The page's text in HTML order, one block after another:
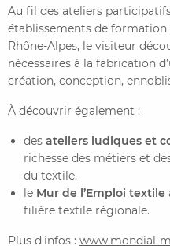
Au fil des ateliers
établissements de
Rhône-Alpes, le visiteur
nécessaires à la fabrication
création, conception,
À découvrir également :
des ateliers ludiques et
richesse des métiers et
du textile.
le Mur de l’Emploi textile
filière textile régionale.
Plus d'infos : www.mondial-